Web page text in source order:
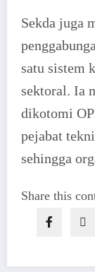
Sekda juga
satu sistem
sektoral. Ia
dikotomi
pejabat
sehingga
Share this